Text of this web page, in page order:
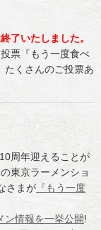
了いたしました。
票『もう一度食べ
たくさんのご投票あ
周年迎えることが
東京ラーメンショ
さまが 『もう一度
ン情報を一挙公開!